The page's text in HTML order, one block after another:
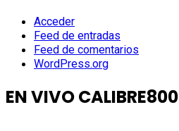
Acceder
Feed de entradas
Feed de comentarios
WordPress.org
EN VIVO CALIBRE800